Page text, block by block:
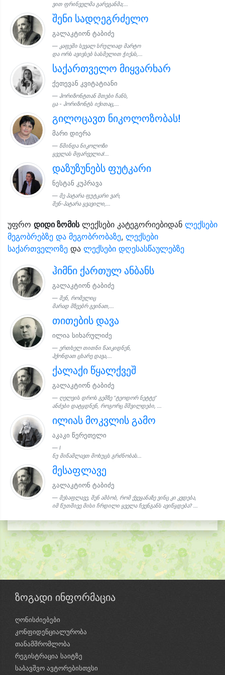
ვით ფრინველმა გარეგანმა;...
შენი სადღეგრძელო
გალაკტიონ ტაბიძე
კაფეში სევალ სრულიად მარტო
და ორს ავივსებ სასმელით ჭიქას,...
საქართველო მიყვარხარ
ქეთევან კვიტატიანი
ჰორიზონტთან მთები ჩანს,
ცა - ჰორიზონტს იქითაც,...
გილოცავთ ნიკოლოზობას!
მარი დიერა
წმინდა ნიკოლოზი
ყველას მფარველია!...
დაზუზუნებს ფუტკარი
ნესტან კუპრავა
მე პატარა ფუტკარი ვარ,
შენ-პატარა ყვავილი,...
უფრო დიდი ზომისლექსები კატეგორიებიდან ლექსები
მეგობრებზე და მეგობრობაზე, ლექსები
საქართველოზე და ლექსები დღესასწაულებზე
ჰიმნი ქართულ ანბანს
გალაკტიონ ტაბიძე
შენ, რომელიც
მარად მზეებრ გვინათ,...
თითების დავა
ილია სიხარულიძე
ერთხელ თითნი წაიკიდნენ,
ჰქონდათ ცხარე დავა,...
ქალაქი წყალქვეშ
გალაკტიონ ტაბიძე
ღელვის დროს გემზე “ტეოდორ ნეტტე”
ანძები დატყდნენ, როგორც მშვილდები, ...
ილიას მოკვლის გამო
აკაკი წერეთელი
I
ნუ მიწამლავთ მოხუცს გრძნობას...
მესაფლავე
გალაკტიონ ტაბიძე
მესაფლავე, შენ ამბობ, რომ ქვეყანაზე ვინც კი კვდება,
იმ წუთშივე მისი ჩრდილი ყველა ჩვენგანს ავიწყდება? ...
ზოგადი ინფორმაცია
ღონისძიებები
კონფიდენციალურობა
თანამშრომლობა
რეგისტრაცია საიტზე
საბავშვო ავტორებისთვსი